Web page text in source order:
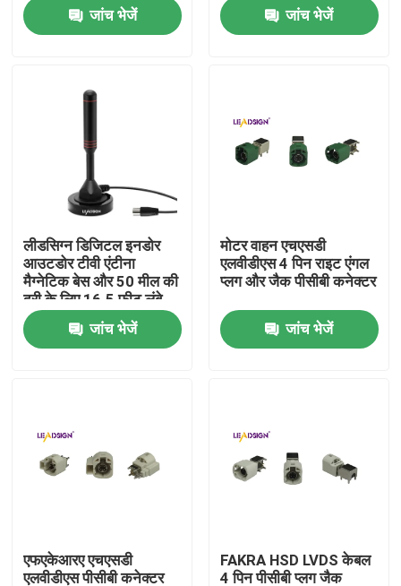
हमारे बारे में
कारखाना भ्रमण
गुणवत्ता नियंत्रण
एक उद्धरण की विनती करे
फकरा पीसीबी कनेक्टर
जांच भेजें जांच भेजें
लीडसिग्न डिजिटल इनडोर
आउटडोर टीवी एंटीना
मैग्नेटिक बेस और 50 मील की
दूरी के लिए 16.5 फीट लंबे
केबल टीवी एरियल के साथ
जांच भेजें
मोटर वाहन एचएसडी
एलवीडीएस 4 पिन राइट एंगल
प्लग और जैक पीसीबी कनेक्टर
जांच भेजें
एफएकेआरए एचएसडी
एलवीडीएस पीसीबी कनेक्टर
FAKRA HSD LVDS केबल
4 पिन पीसीबी प्लग जैक